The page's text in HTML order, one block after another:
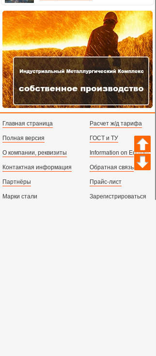
Главная страница
Полная версия
О компании, реквизиты
Контактная информация
Партнёры
Марки стали
Расчет ж/д тарифа
ГОСТ и ТУ
Information on English
Обратная связь
Прайс-лист
Зарегистрироваться